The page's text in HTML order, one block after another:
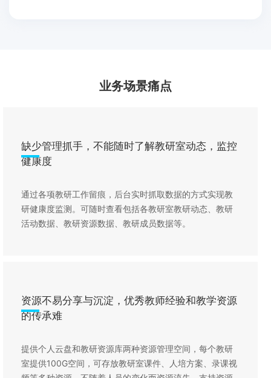
业务场景痛点
缺少管理抓手，不能随时了解教研室动态，监控
健康度
通过各项教研工作留痕，后台实时抓取数据的方式实现教
研健康度监测。可随时查看包括各教研室教研动态、教研
活动数据、教研资源数据、教研成员数据等。
资源不易分享与沉淀，优秀教师经验和教学资源
的传承难
提供个人云盘和教研资源库两种资源管理空间，每个教研
室提供100G空间，可存放教研室课件、人培方案、录课视